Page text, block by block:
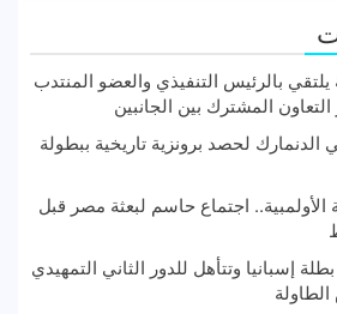
بالرئيس التنفيذي والعضو المنتدب
الدنمارك لحصد برونزية تاريخية ببطولة
الأولمبية.. اجتماع حاسم لبعثة مصر قبل
إسبانيا وتتأهل للدور الثاني التمهيدي